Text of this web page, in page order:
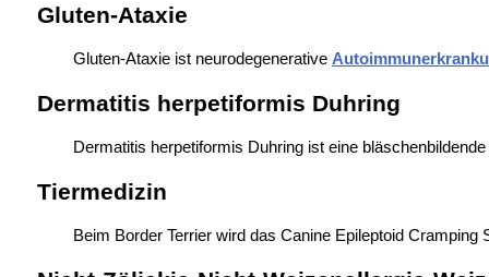
Gluten-Ataxie
Gluten-Ataxie ist neurodegenerative
Dermatitis herpetiformis Duhring
Dermatitis herpetiformis Duhring ist eine
Tiermedizin
Beim Border Terrier wird das Canine Epileptoid Cramping